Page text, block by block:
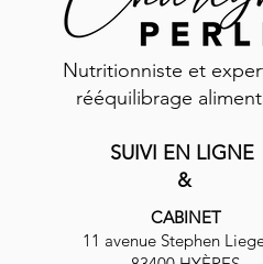
Nutritionniste et
rééquilibrage
SUIVI EN LIGNE
&
CABINET
11 avenue Stephen